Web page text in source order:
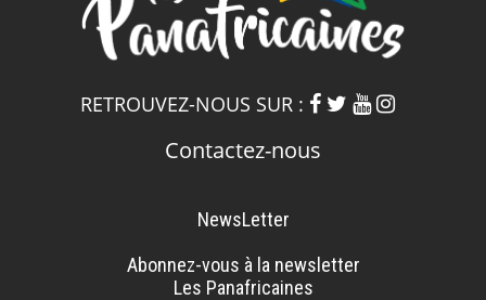
RETROUVEZ-NOUS SUR :
Contactez-nous
NewsLetter
Abonnez-vous à la newsletter
Les Panafricaines